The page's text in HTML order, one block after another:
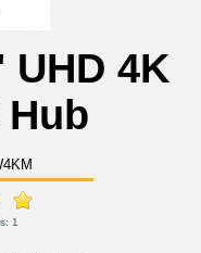
UHD 4K
Hub
1